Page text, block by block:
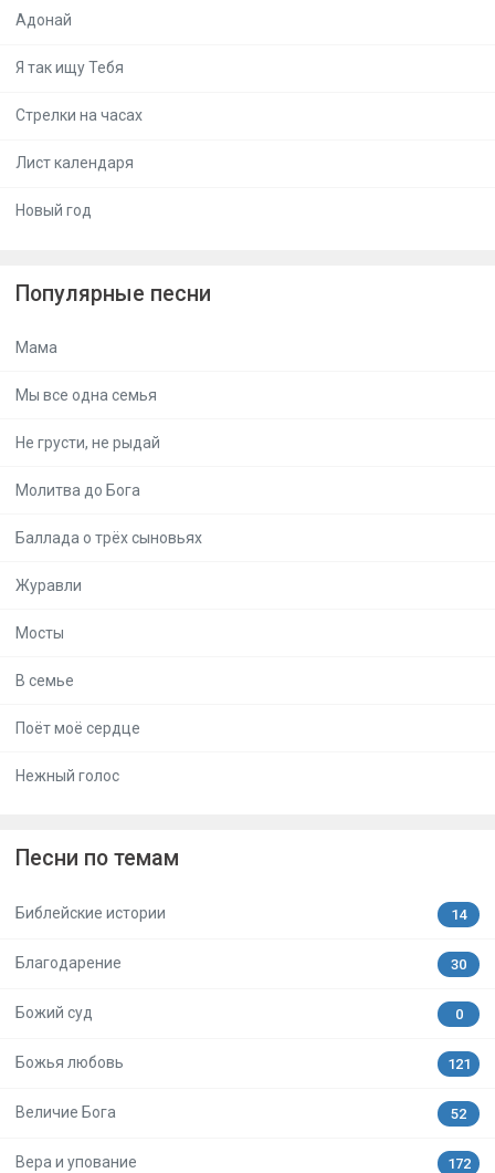
Адонай
Я так ищу Тебя
Стрелки на часах
Лист календаря
Новый год
Популярные песни
Мама
Мы все одна семья
Не грусти, не рыдай
Молитва до Бога
Баллада о трёх сыновьях
Журавли
Мосты
В семье
Поёт моё сердце
Нежный голос
Песни по темам
Библейские истории 14
Благодарение 30
Божий суд 0
Божья любовь 121
Величие Бога 52
Вера и упование 172